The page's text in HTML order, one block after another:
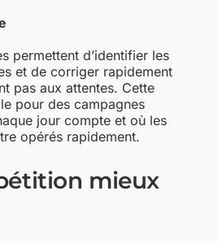
permettent d’identifier les
et de corriger rapidement
pas aux attentes. Cette
pour des campagnes
jour compte et où les
opérés rapidement.
mieux